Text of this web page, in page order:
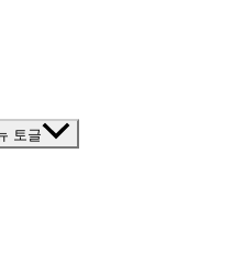
토글